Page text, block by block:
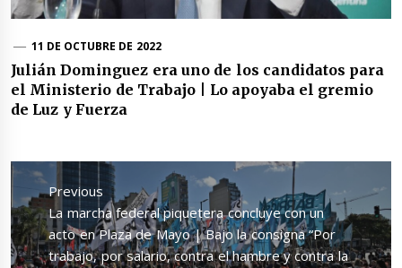
11 DE OCTUBRE DE 2022
Julián Dominguez era uno de los candidatos para
el Ministerio de Trabajo | Lo apoyaba el gremio
de Luz y Fuerza
Navegación
de
entradas
Previous
Previous
post:
La marcha federal piquetera concluye con un
acto en Plaza de Mayo | Bajo la consigna “Por
trabajo, por salario, contra el hambre y contra la